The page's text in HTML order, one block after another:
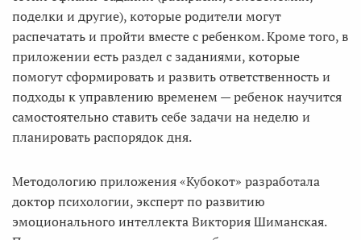
поделки и другие), которые родители могут
распечатать и пройти вместе с ребенком. Кроме того, в
приложении есть раздел с заданиями, которые
помогут сформировать и развить ответственность и
подходы к управлению временем — ребенок научится
самостоятельно ставить себе задачи на неделю и
планировать распорядок дня.
Методологию приложения «Кубокот» разработала
доктор психологии, эксперт по развитию
эмоционального интеллекта Виктория Шиманская.